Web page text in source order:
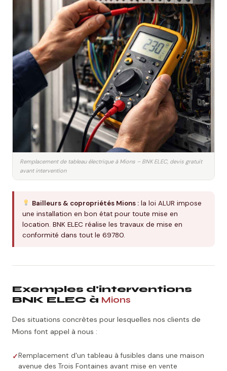
Remplacement de tableau électrique à Mions – BNK ELEC, devis gratuit
avant intervention
Bailleurs & copropriétés Mions : la loi ALUR impose
une installation en bon état pour toute mise en
location. BNK ELEC réalise les travaux de mise en
conformité dans tout le 69780.
Exemples d'interventions
BNK ELEC à Mions
Des situations concrètes pour lesquelles nos clients de
Mions font appel à nous :
Remplacement d'un tableau à fusibles dans une maison
avenue des Trois Fontaines avant mise en vente